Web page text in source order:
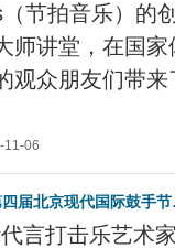
节拍音乐）的
师讲堂，在国
观众朋友们带
11-06
届北京现代国际鼓手
言打击乐艺术